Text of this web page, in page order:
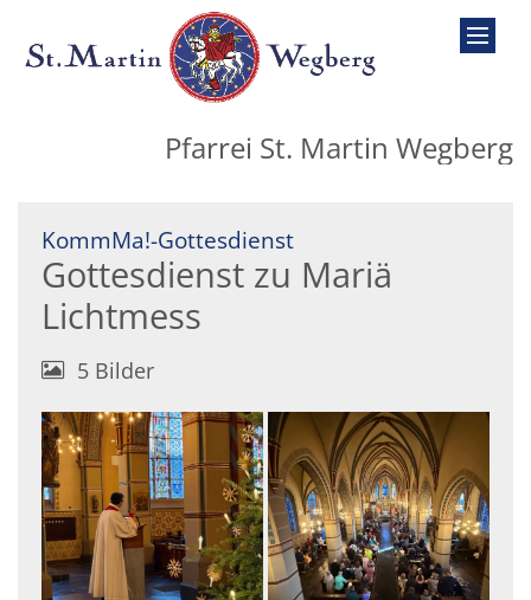
Zum Inhalt springen
Pfarrei St. Martin Wegberg
KommMa!-Gottesdienst:
Gottesdienst zu Mariä
Lichtmess
5 Bilder